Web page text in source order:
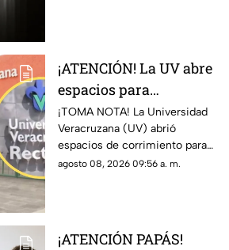
¡ATENCIÓN! La UV abre
espacios para
aspirantes de nuevo
ingreso en Veracruz;
esto debe hacer
¡TOMA NOTA! La Universidad
Veracruzana (UV) abrió
espacios de corrimiento para
los aspirantes de nuevo
agosto 08, 2026 09:56 a. m.
¡ATENCIÓN PAPÁS!